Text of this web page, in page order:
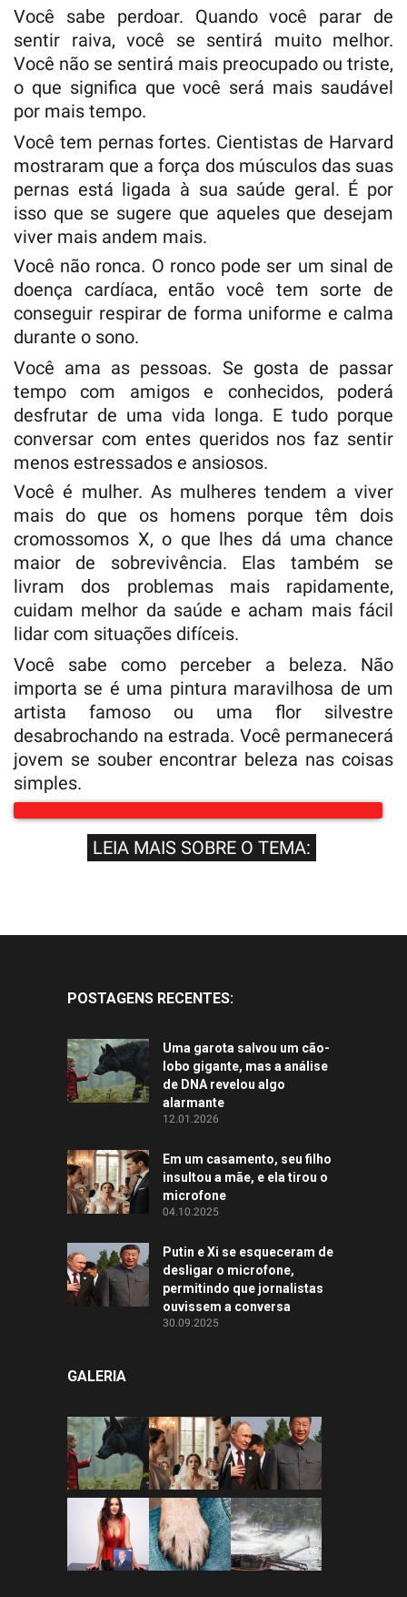
Você sabe perdoar. Quando você parar de
sentir raiva, você se sentirá muito melhor.
Você não se sentirá mais preocupado ou triste,
o que significa que você será mais saudável
por mais tempo.
Você tem pernas fortes. Cientistas de Harvard
mostraram que a força dos músculos das suas
pernas está ligada à sua saúde geral. É por
isso que se sugere que aqueles que desejam
viver mais andem mais.
Você não ronca. O ronco pode ser um sinal de
doença cardíaca, então você tem sorte de
conseguir respirar de forma uniforme e calma
durante o sono.
Você ama as pessoas. Se gosta de passar
tempo com amigos e conhecidos, poderá
desfrutar de uma vida longa. E tudo porque
conversar com entes queridos nos faz sentir
menos estressados ​​e ansiosos.
Você é mulher. As mulheres tendem a viver
mais do que os homens porque têm dois
cromossomos X, o que lhes dá uma chance
maior de sobrevivência. Elas também se
livram dos problemas mais rapidamente,
cuidam melhor da saúde e acham mais fácil
lidar com situações difíceis.
Você sabe como perceber a beleza. Não
importa se é uma pintura maravilhosa de um
artista famoso ou uma flor silvestre
desabrochando na estrada. Você permanecerá
jovem se souber encontrar beleza nas coisas
simples.
LEIA MAIS SOBRE O TEMA:
POSTAGENS RECENTES:
Uma garota salvou um cão-
lobo gigante, mas a análise
de DNA revelou algo
alarmante
12.01.2026
Em um casamento, seu filho
insultou a mãe, e ela tirou o
microfone
04.10.2025
Putin e Xi se esqueceram de
desligar o microfone,
permitindo que jornalistas
ouvissem a conversa
30.09.2025
GALERIA